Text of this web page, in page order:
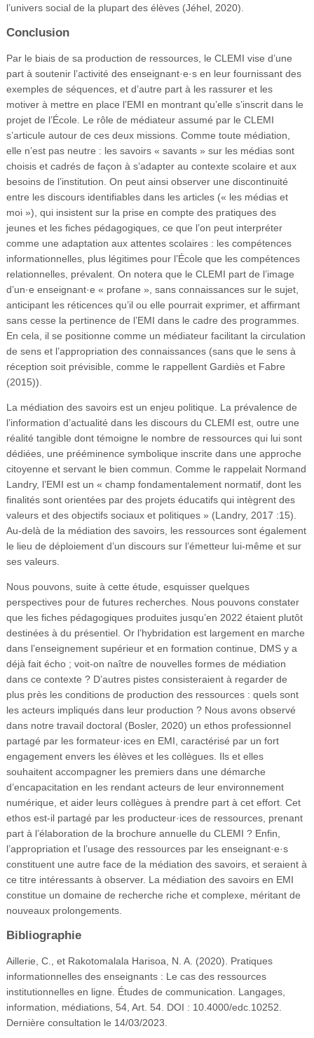
l’univers social de la plupart des élèves (Jéhel, 2020).
Conclusion
Par le biais de sa production de ressources, le CLEMI vise d’une
part à soutenir l’activité des enseignant·e·s en leur fournissant des
exemples de séquences, et d’autre part à les rassurer et les
motiver à mettre en place l’EMI en montrant qu’elle s’inscrit dans le
projet de l’École. Le rôle de médiateur assumé par le CLEMI
s’articule autour de ces deux missions. Comme toute médiation,
elle n’est pas neutre : les savoirs « savants » sur les médias sont
choisis et cadrés de façon à s’adapter au contexte scolaire et aux
besoins de l’institution. On peut ainsi observer une discontinuité
entre les discours identifiables dans les articles (« les médias et
moi »), qui insistent sur la prise en compte des pratiques des
jeunes et les fiches pédagogiques, ce que l’on peut interpréter
comme une adaptation aux attentes scolaires : les compétences
informationnelles, plus légitimes pour l’École que les compétences
relationnelles, prévalent. On notera que le CLEMI part de l’image
d’un·e enseignant·e « profane », sans connaissances sur le sujet,
anticipant les réticences qu’il ou elle pourrait exprimer, et affirmant
sans cesse la pertinence de l’EMI dans le cadre des programmes.
En cela, il se positionne comme un médiateur facilitant la circulation
de sens et l’appropriation des connaissances (sans que le sens à
réception soit prévisible, comme le rappellent Gardiès et Fabre
(2015)).
La médiation des savoirs est un enjeu politique. La prévalence de
l’information d’actualité dans les discours du CLEMI est, outre une
réalité tangible dont témoigne le nombre de ressources qui lui sont
dédiées, une prééminence symbolique inscrite dans une approche
citoyenne et servant le bien commun. Comme le rappelait Normand
Landry, l’EMI est un « champ fondamentalement normatif, dont les
finalités sont orientées par des projets éducatifs qui intègrent des
valeurs et des objectifs sociaux et politiques » (Landry, 2017 :15).
Au-delà de la médiation des savoirs, les ressources sont également
le lieu de déploiement d’un discours sur l’émetteur lui-même et sur
ses valeurs.
Nous pouvons, suite à cette étude, esquisser quelques
perspectives pour de futures recherches. Nous pouvons constater
que les fiches pédagogiques produites jusqu’en 2022 étaient plutôt
destinées à du présentiel. Or l’hybridation est largement en marche
dans l’enseignement supérieur et en formation continue, DMS y a
déjà fait écho ; voit-on naître de nouvelles formes de médiation
dans ce contexte ? D’autres pistes consisteraient à regarder de
plus près les conditions de production des ressources : quels sont
les acteurs impliqués dans leur production ? Nous avons observé
dans notre travail doctoral (Bosler, 2020) un ethos professionnel
partagé par les formateur·ices en EMI, caractérisé par un fort
engagement envers les élèves et les collègues. Ils et elles
souhaitent accompagner les premiers dans une démarche
d’encapacitation en les rendant acteurs de leur environnement
numérique, et aider leurs collègues à prendre part à cet effort. Cet
ethos est-il partagé par les producteur·ices de ressources, prenant
part à l’élaboration de la brochure annuelle du CLEMI ? Enfin,
l’appropriation et l’usage des ressources par les enseignant·e·s
constituent une autre face de la médiation des savoirs, et seraient à
ce titre intéressants à observer. La médiation des savoirs en EMI
constitue un domaine de recherche riche et complexe, méritant de
nouveaux prolongements.
Bibliographie
Aillerie, C., et Rakotomalala Harisoa, N. A. (2020). Pratiques
informationnelles des enseignants : Le cas des ressources
institutionnelles en ligne. Études de communication. Langages,
information, médiations, 54, Art. 54. DOI : 10.4000/edc.10252.
Dernière consultation le 14/03/2023.